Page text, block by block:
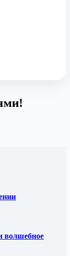
волшебное